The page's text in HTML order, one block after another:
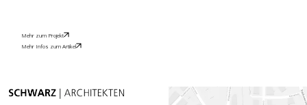
Mehr zum Projekt
Mehr Infos zum Artikel